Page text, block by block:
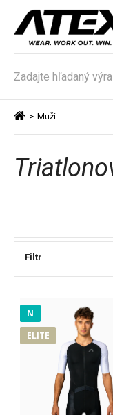
> Muži
Filtr
N
ELITE